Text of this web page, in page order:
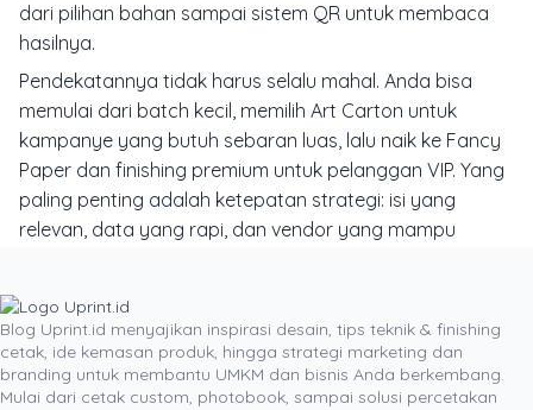
dari pilihan bahan sampai sistem QR untuk membaca
hasilnya.
Pendekatannya tidak harus selalu mahal. Anda bisa
memulai dari batch kecil, memilih Art Carton untuk
kampanye yang butuh sebaran luas, lalu naik ke Fancy
Paper dan finishing premium untuk pelanggan VIP. Yang
paling penting adalah ketepatan strategi: isi yang
relevan, data yang rapi, dan vendor yang mampu
Jika Anda ingin promosi yang tidak berhenti di inbox,
saatnya berbicara dengan tim Uprint.id mengenai
spesifikasi bahan, simulasi biaya digital press VDP, dan
Blog Uprint.id menyajikan inspirasi desain, tips teknik & finishing
cetak, ide kemasan produk, hingga strategi marketing dan
branding untuk membantu UMKM dan bisnis Anda berkembang.
Mulai dari cetak custom, photobook, sampai solusi percetakan